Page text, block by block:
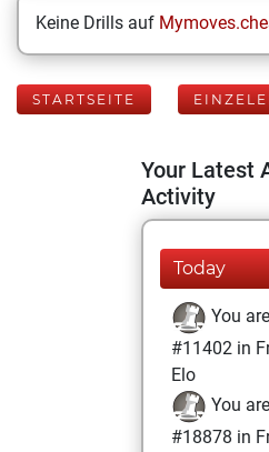
Keine Drills auf
STARTSEITE
Your Latest
Activity
Today
You
#11402 in
Elo
You
#18878 in